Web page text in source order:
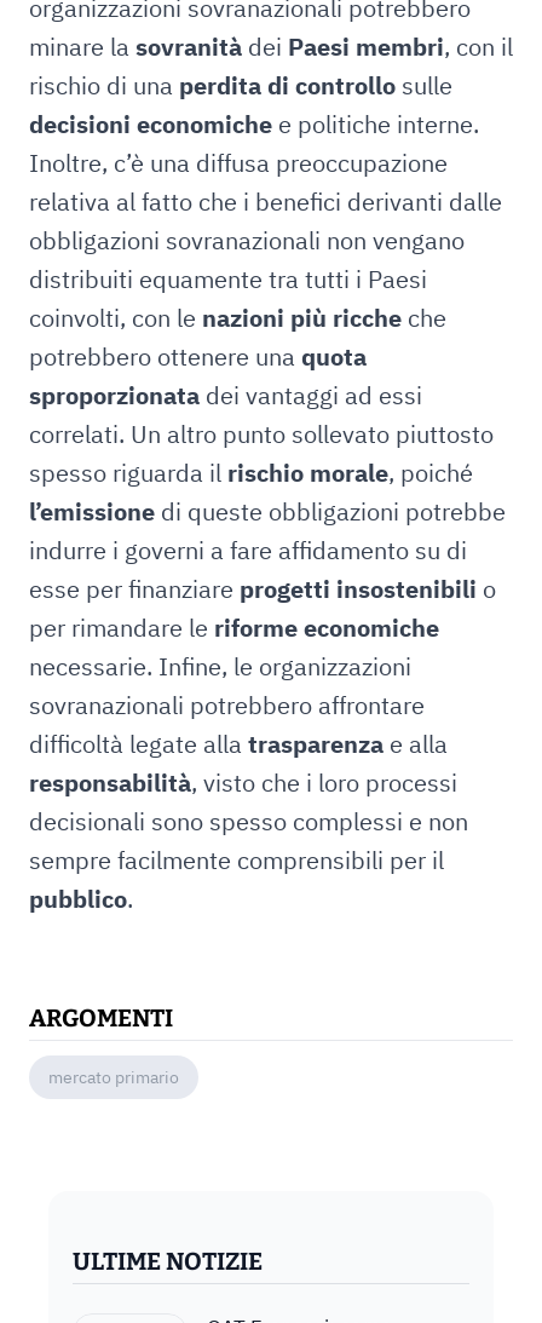
organizzazioni sovranazionali potrebbero
minare la sovranità dei Paesi membri, con il
rischio di una perdita di controllo sulle
decisioni economiche e politiche interne.
Inoltre, c’è una diffusa preoccupazione
relativa al fatto che i benefici derivanti dalle
obbligazioni sovranazionali non vengano
distribuiti equamente tra tutti i Paesi
coinvolti, con le nazioni più ricche che
potrebbero ottenere una quota
sproporzionata dei vantaggi ad essi
correlati. Un altro punto sollevato piuttosto
spesso riguarda il rischio morale, poiché
l’emissione di queste obbligazioni potrebbe
indurre i governi a fare affidamento su di
esse per finanziare progetti insostenibili o
per rimandare le riforme economiche
necessarie. Infine, le organizzazioni
sovranazionali potrebbero affrontare
difficoltà legate alla trasparenza e alla
responsabilità, visto che i loro processi
decisionali sono spesso complessi e non
sempre facilmente comprensibili per il
pubblico.
ARGOMENTI
mercato primario
ULTIME NOTIZIE